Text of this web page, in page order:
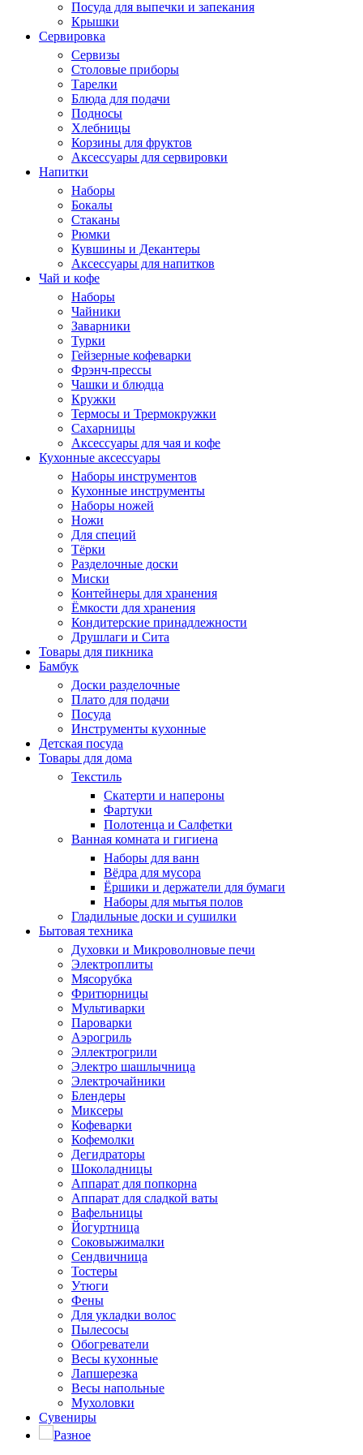
Посуда для выпечки и запекания
Крышки
Сервировка
Сервизы
Столовые приборы
Тарелки
Блюда для подачи
Подносы
Хлебницы
Корзины для фруктов
Аксессуары для сервировки
Напитки
Наборы
Бокалы
Стаканы
Рюмки
Кувшины и Декантеры
Аксессуары для напитков
Чай и кофе
Наборы
Чайники
Заварники
Турки
Гейзерные кофеварки
Фрэнч-прессы
Чашки и блюдца
Кружки
Термосы и Трермокружки
Сахарницы
Аксессуары для чая и кофе
Кухонные аксессуары
Наборы инструментов
Кухонные инструменты
Наборы ножей
Ножи
Для специй
Тёрки
Разделочные доски
Миски
Контейнеры для хранения
Ёмкости для хранения
Кондитерские принадлежности
Друшлаги и Сита
Товары для пикника
Бамбук
Доски разделочные
Плато для подачи
Посуда
Инструменты кухонные
Детская посуда
Товары для дома
Текстиль
Скатерти и напероны
Фартуки
Полотенца и Салфетки
Ванная комната и гигиена
Наборы для ванн
Вёдра для мусора
Ёршики и держатели для бумаги
Наборы для мытья полов
Гладильные доски и сушилки
Бытовая техника
Духовки и Микроволновые печи
Электроплиты
Мясорубка
Фритюрницы
Мультиварки
Пароварки
Аэрогриль
Эллектрогрили
Электро шашлычница
Электрочайники
Блендеры
Миксеры
Кофеварки
Кофемолки
Дегидраторы
Шоколадницы
Аппарат для попкорна
Аппарат для сладкой ваты
Вафельницы
Йогуртница
Соковыжималки
Сендвичница
Тостеры
Утюги
Фены
Для укладки волос
Пылесосы
Обогреватели
Весы кухонные
Лапшерезка
Весы напольные
Мухоловки
Сувениры
Разное